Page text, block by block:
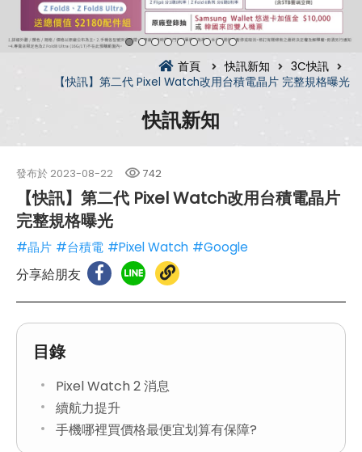
首頁 快訊新知
3C快訊
【快訊】第二代 Pixel Watch改用台積電晶片 完整規格曝光
快訊新知
發布於 2023-08-22 742
【快訊】第二代 Pixel Watch改用台積電晶片
完整規格曝光
#晶片 #台積電 #Pixel Watch #Google
分享給朋友
目錄
Pixel Watch 2 消息
續航力提升
手機哪裡買價格最便宜划算有保障?